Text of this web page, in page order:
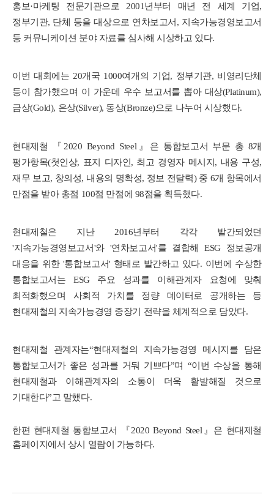
홍보·마케팅 전문기관으로 2001년부터 매년 전 세계 기업,
정부기관, 단체 등을 대상으로 연차보고서, 지속가능경영보고서
등 커뮤니케이션 분야 자료를 심사해 시상하고 있다.
이번 대회에는 20개국 1000여개의 기업, 정부기관, 비영리단체
등이 참가했으며 이 가운데 우수 보고서를 뽑아 대상(Platinum),
금상(Gold), 은상(Silver), 동상(Bronze)으로 나누어 시상했다.
현대제철 『2020 Beyond Steel』은 통합보고서 부문 총 8개
평가항목(첫인상, 표지 디자인, 최고 경영자 메시지, 내용 구성,
재무 보고, 창의성, 내용의 명확성, 정보 전달력) 중 6개 항목에서
만점을 받아 총점 100점 만점에 98점을 획득했다.
현대제철은 지난 2016년부터 각각 발간되었던
'지속가능경영보고서'와 '연차보고서'를 결합해 ESG 정보공개
대응을 위한 '통합보고서' 형태로 발간하고 있다. 이번에 수상한
통합보고서는 ESG 주요 성과를 이해관계자 요청에 맞춰
최적화했으며 사회적 가치를 정량 데이터로 공개하는 등
현대제철의 지속가능경영 중장기 전략을 체계적으로 담았다.
현대제철 관계자는“현대제철의 지속가능경영 메시지를 담은
통합보고서가 좋은 성과를 거둬 기쁘다”며 “이번 수상을 통해
현대제철과 이해관계자의 소통이 더욱 활발해질 것으로
기대한다”고 말했다.
한편 현대제철 통합보고서 『2020 Beyond Steel』은 현대제철
홈페이지에서 상시 열람이 가능하다.